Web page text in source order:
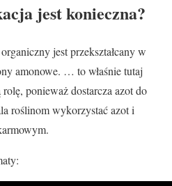
jest konieczna?
jest przekształcany w
amonowe. … to właśnie tutaj
ponieważ dostarcza azot do
roślinom wykorzystać azot i